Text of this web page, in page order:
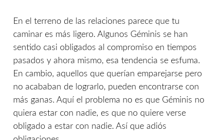
En el terreno de las relaciones parece que tu
caminar es más ligero. Algunos Géminis se han
sentido casi obligados al compromiso en tiempos
pasados y ahora mismo, esa tendencia se esfuma.
En cambio, aquellos que querían emparejarse pero
no acababan de lograrlo, pueden encontrarse con
más ganas. Aquí el problema no es que Géminis no
quiera estar con nadie, es que no quiere verse
obligado a estar con nadie. Así que adiós